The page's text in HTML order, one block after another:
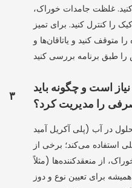
کنید. غلظت جامدات خوراک،
را کنترل کنید. برای تمیز
متوقف کنید و یاتاقان‌ها و
۳
است و چگونه باید
را مدیریت کرد؟
در آب (پلی آکریل آمید
استفاده می‌کند؛ برخی از
از منعقدکننده‌ها (مثلاً
برای تعیین نوع و دوز